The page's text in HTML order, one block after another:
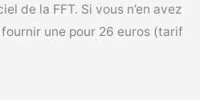
de la FFT. Si vous n’en avez
une pour 26 euros (tarif